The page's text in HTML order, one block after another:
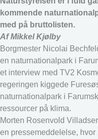
kommende
med på bruttolisten.
Af Mikkel Kjølby
Borgmester Nicolai
en naturnationalpark i
et interview med TV2
regeringen kiggede
naturnationalpark i
ressourcer på klima.
Morten Rosenvold
en pressemeddelelse,